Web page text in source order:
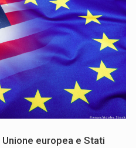
Unione europea e Stati